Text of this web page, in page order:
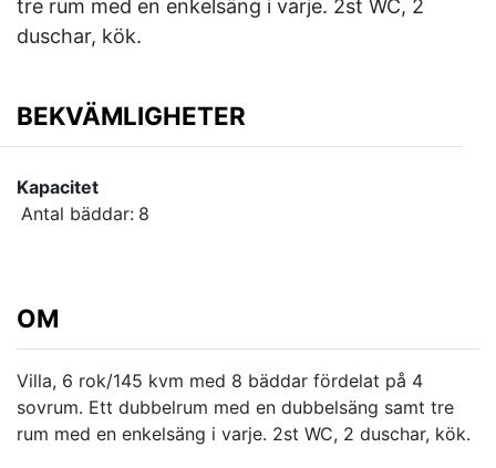
tre rum med en enkelsäng i varje. 2st WC, 2
duschar, kök.
BEKVÄMLIGHETER
Kapacitet
Antal bäddar: 8
OM
Villa, 6 rok/145 kvm med 8 bäddar fördelat på 4
sovrum. Ett dubbelrum med en dubbelsäng samt tre
rum med en enkelsäng i varje. 2st WC, 2 duschar, kök.